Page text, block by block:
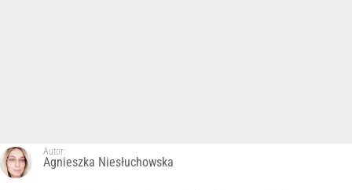
Autor:
Agnieszka Niesłuchowska